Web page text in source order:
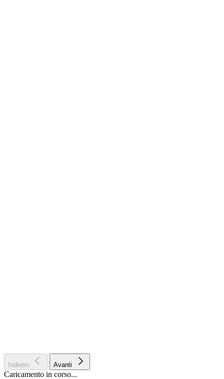
Indietro Avanti
Caricamento in corso...